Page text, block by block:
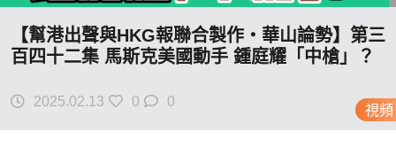
視頻
【幫港出聲與HKG報聯合製作‧華山論勢】第三
百四十二集 馬斯克美國動手 鍾庭耀「中槍」？
2025.02.13 0 0